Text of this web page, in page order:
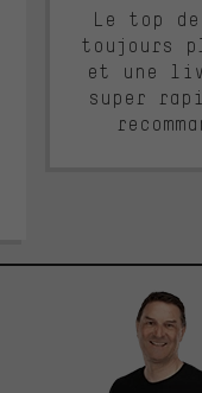
Le top
toujours
et une
super